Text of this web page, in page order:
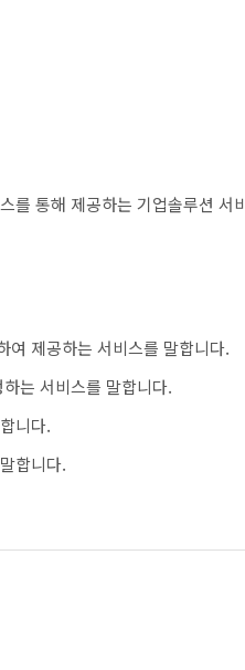
통해 제공하는 기업솔루션 서
여 제공하는 서비스를 말합니다.
는 서비스를 말합니다.
니다.
합니다.